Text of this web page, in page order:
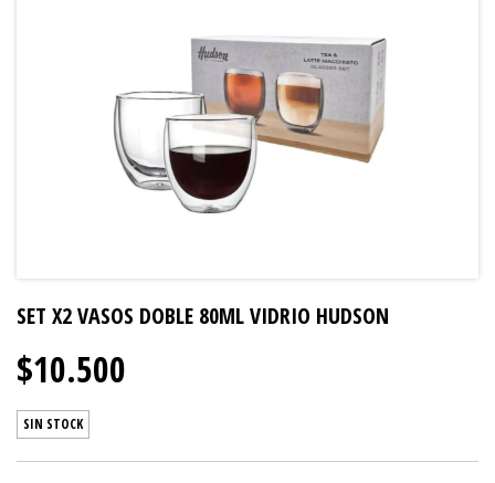
SET X2 VASOS DOBLE 80ML VIDRIO HUDSON
$10.500
SIN STOCK